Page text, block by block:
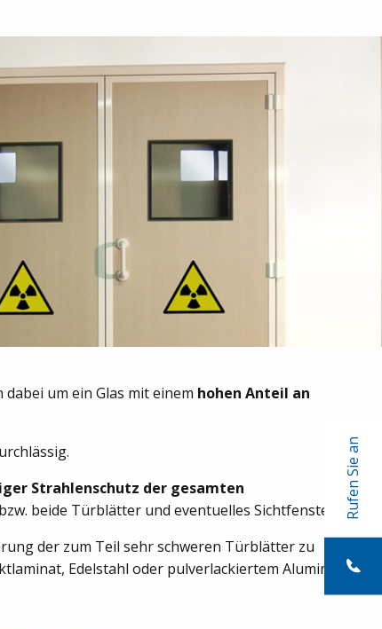
Rufen Sie an
um ein Glas mit einem hohen Anteil an
Strahlenschutz der gesamten
beide Türblätter und eventuelles Sichtfenster).
der zum Teil sehr schweren Türblätter zu
Edelstahl oder pulverlackiertem Aluminium